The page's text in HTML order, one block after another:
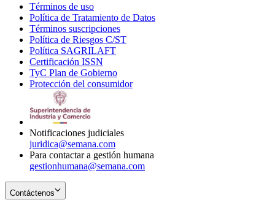
Términos de uso
in
new
window
Política de Tratamiento de Datos
Términos suscripciones
in
Política de Riesgos C/ST
Política SAGRILAFT
new
window
Certificación ISSN
in
new
TyC Plan de Gobierno
in
Protección del consumidorOpens
Notificaciones judiciales
juridica@semana.com
Para contactar a gestión humana
gestionhumana@semana.com
Contáctenos